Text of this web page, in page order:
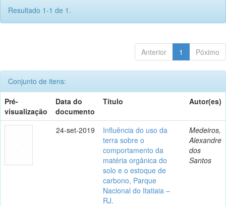
Resultado 1-1 de 1.
Anterior 1 Póximo
Conjunto de itens:
Pré-
visualização
Data do
documento
Título Autor(es)
24-set-2019
Influência do uso da
terra sobre o
comportamento da
matéria orgânica do
solo e o estoque de
carbono, Parque
Nacional do Itatiaia –
RJ.
Medeiros,
Alexandre
dos
Santos